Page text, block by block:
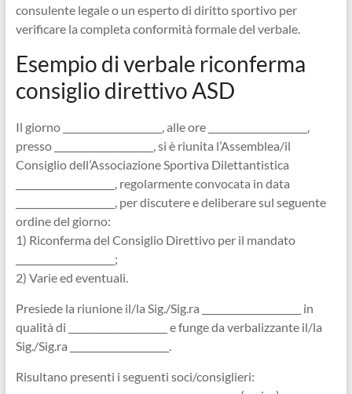
consulente legale o un esperto di diritto sportivo per
verificare la completa conformità formale del verbale.
Esempio di verbale riconferma
consiglio direttivo ASD​
Il giorno _____________________, alle ore _____________________,
presso _____________________, si è riunita l’Assemblea/il
Consiglio dell’Associazione Sportiva Dilettantistica
_____________________, regolarmente convocata in data
_____________________, per discutere e deliberare sul seguente
ordine del giorno:
1) Riconferma del Consiglio Direttivo per il mandato
_____________________;
2) Varie ed eventuali.
Presiede la riunione il/la Sig./Sig.ra _____________________ in
qualità di _____________________ e funge da verbalizzante il/la
Sig./Sig.ra _____________________.
Risultano presenti i seguenti soci/consiglieri: